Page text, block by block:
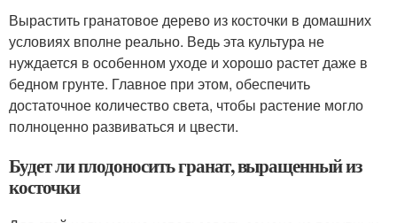
Вырастить гранатовое дерево из косточки в домашних
условиях вполне реально. Ведь эта культура не
нуждается в особенном уходе и хорошо растет даже в
бедном грунте. Главное при этом, обеспечить
достаточное количество света, чтобы растение могло
полноценно развиваться и цвести.
Будет ли плодоносить гранат, выращенный из
косточки